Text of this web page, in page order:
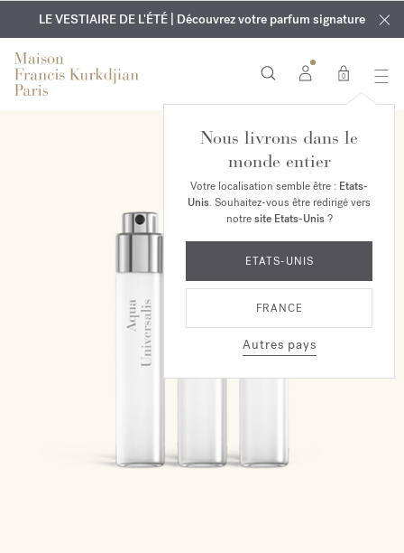
EXCLUSIF | Découvrez le nouveau parfum OUD
velvet mood
dans votre commande*
GRAVURE OFFERTE | Sur tous les parfums et huiles pour le
corps jusqu'au 9 août
LE VESTIAIRE DE L'ÉTÉ | Découvrez votre parfum signature
0
Nous livrons dans le
monde entier
Votre localisation semble être : Etats-
Unis. Souhaitez-vous être redirigé vers
notresite Etats-Unis?
ETATS-UNIS
FRANCE
Autres pays